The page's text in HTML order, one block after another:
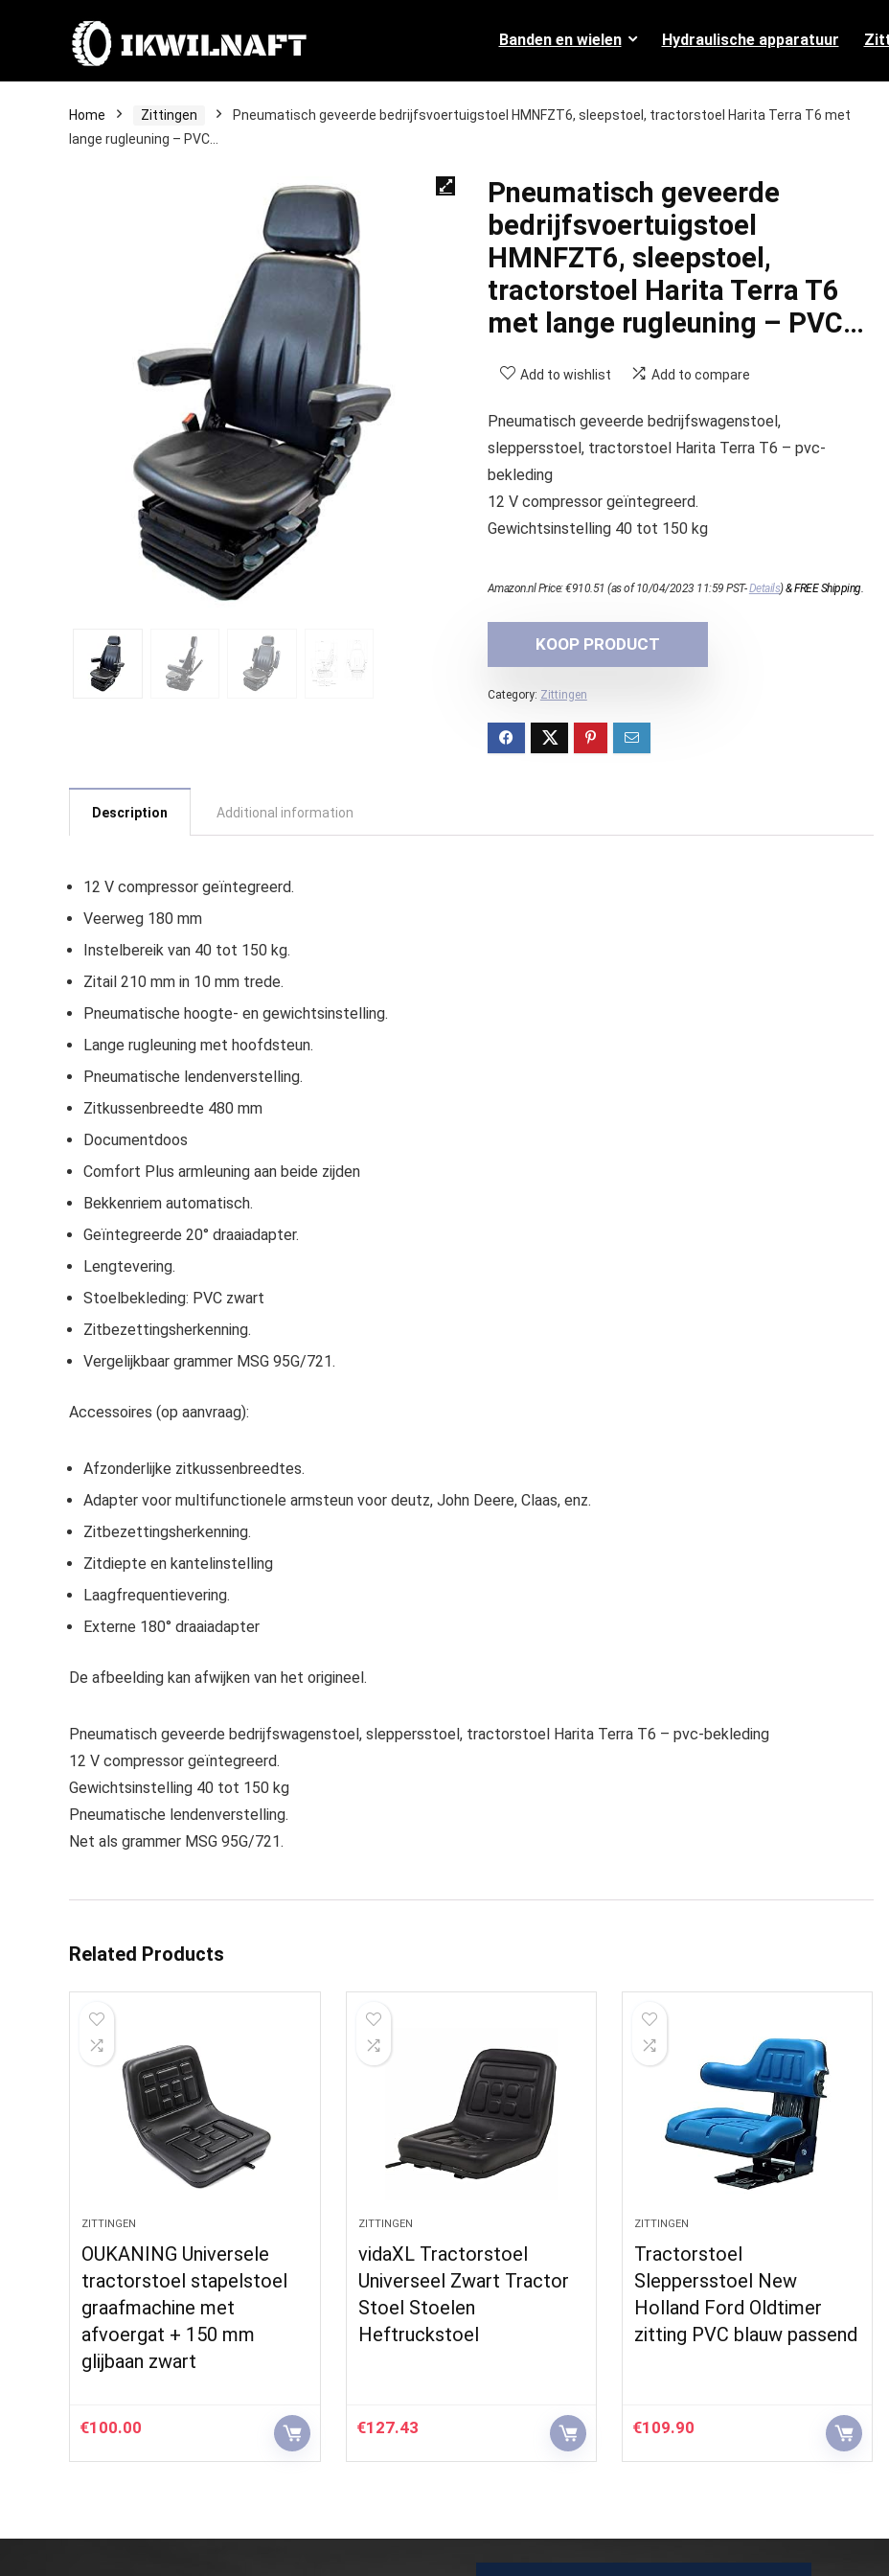
Banden en wielen Hydraulische apparatuur
Home Zittingen
Pneumatisch geveerde bedrijfsvoertuigstoel HMNFZT6, sleepstoel, tractorstoel Harita Terra T6 met
lange rugleuning – PVC…
Pneumatisch geveerde
bedrijfsvoertuigstoel
HMNFZT6, sleepstoel,
tractorstoel Harita Terra T6
met lange rugleuning – PVC…
Add to wishlist Add to compare
Pneumatisch geveerde bedrijfswagenstoel,
sleppersstoel, tractorstoel Harita Terra T6 – pvc-
bekleding
12 V compressor geïntegreerd.
Gewichtsinstelling 40 tot 150 kg
Amazon.nl Price:€910.51 (as of 10/04/2023 11:59 PST-Details)&FREE Shipping.
KOOP PRODUCT
Category: Zittingen
Description Additional information
12 V compressor geïntegreerd.
Veerweg 180 mm
Instelbereik van 40 tot 150 kg.
Zitail 210 mm in 10 mm trede.
Pneumatische hoogte- en gewichtsinstelling.
Lange rugleuning met hoofdsteun.
Pneumatische lendenverstelling.
Zitkussenbreedte 480 mm
Documentdoos
Comfort Plus armleuning aan beide zijden
Bekkenriem automatisch.
Geïntegreerde 20° draaiadapter.
Lengtevering.
Stoelbekleding: PVC zwart
Zitbezettingsherkenning.
Vergelijkbaar grammer MSG 95G/721.
Accessoires (op aanvraag):
Afzonderlijke zitkussenbreedtes.
Adapter voor multifunctionele armsteun voor deutz, John Deere, Claas, enz.
Zitbezettingsherkenning.
Zitdiepte en kantelinstelling
Laagfrequentievering.
Externe 180° draaiadapter
De afbeelding kan afwijken van het origineel.
Pneumatisch geveerde bedrijfswagenstoel, sleppersstoel, tractorstoel Harita Terra T6 – pvc-bekleding
12 V compressor geïntegreerd.
Gewichtsinstelling 40 tot 150 kg
Pneumatische lendenverstelling.
Net als grammer MSG 95G/721.
Related Products
ZITTINGEN
OUKANING Universele
tractorstoel stapelstoel
graafmachine met
afvoergat + 150 mm
glijbaan zwart
€100.00
ZITTINGEN
vidaXL Tractorstoel
Universeel Zwart Tractor
Stoel Stoelen
Heftruckstoel
€127.43
ZITTINGEN
Tractorstoel
Sleppersstoel New
Holland Ford Oldtimer
zitting PVC blauw passend
€109.90